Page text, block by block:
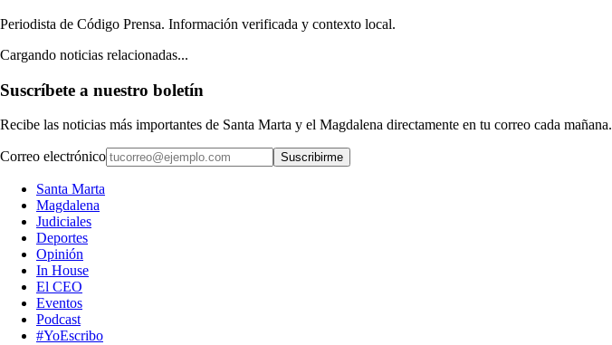
Periodista de Código Prensa. Información verificada y contexto local.
Cargando noticias relacionadas...
Suscríbete a nuestro boletín
Recibe las noticias más importantes de Santa Marta y el Magdalena directamente en tu correo cada mañana.
Correo electrónico Suscribirme
Santa Marta
Magdalena
Judiciales
Deportes
Opinión
In House
El CEO
Eventos
Podcast
#YoEscribo